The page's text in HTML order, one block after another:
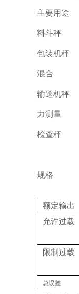
主要用途
料斗秤
包装机秤
混合
输送机秤
力测量
检查秤
规格
额定输出
允许过载
限制过载
总误差